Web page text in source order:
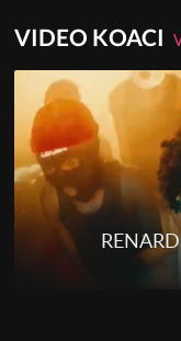
VIDEO KOACI